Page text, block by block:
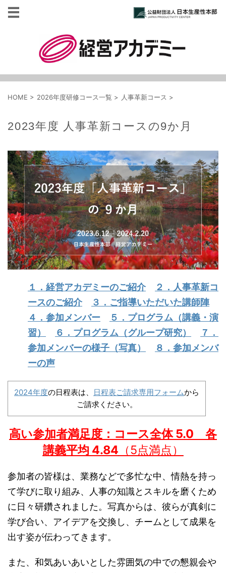
HOME > 2026年度研修コース一覧 > 人事革新コース >
2023年度 人事革新コースの9か月
１．経営アカデミーのご紹介
２．人事革新コ
ースのご紹介
３．ご指導いただいた講師陣
４．参加メンバー
５．プログラム（講義・演
習）
６．プログラム（グループ研究）
７．
参加メンバーの様子（写真）
８．参加メンバ
ーの声
2024年度の日程表は、 日程表ご請求専用フォームから
ご請求ください。
高い参加者満足度： コース全体 5.0 各
講義平均 4.84 （5点満点）
参加者の皆様は、業務などで多忙な中、情熱を持っ
て学びに取り組み、人事の知識とスキルを磨くため
に日々研鑽されました。写真からは、彼らが真剣に
学び合い、アイデアを交換し、チームとして成果を
出す姿が伝わってきます。
また、和気あいあいとした雰囲気の中での懇親会や